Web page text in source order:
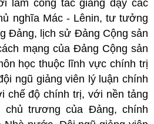
làm công tác giảng dạy các
nghĩa Mác - Lênin, tư tưởng
Đảng, lịch sử Đảng Cộng sản
mạng của Đảng Cộng sản
học thuộc lĩnh vực chính trị
ngũ giảng viên lý luận chính
chế độ chính trị, với nền tảng
trương của Đảng, chính